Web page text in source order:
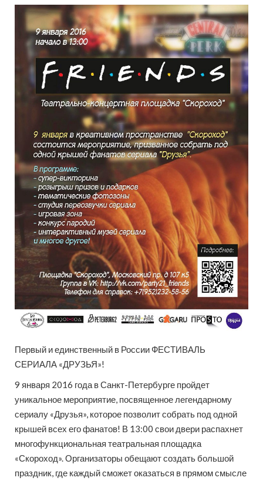
Первый и единственный в России ФЕСТИВАЛЬ
СЕРИАЛА «ДРУЗЬЯ»!
9 января 2016 года в Санкт-Петербурге пройдет
уникальное мероприятие, посвященное легендарному
сериалу «Друзья», которое позволит собрать под одной
крышей всех его фанатов! В 13:00 свои двери распахнет
многофункциональная театральная площадка
«Скороход». Организаторы обещают создать большой
праздник, где каждый сможет оказаться в прямом смысле